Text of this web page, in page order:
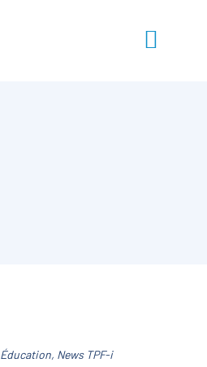
Éducation, News TPF-i